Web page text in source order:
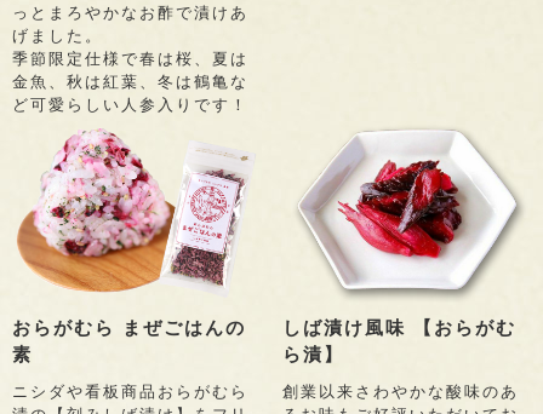
っとまろやかなお酢で漬けあ
げました。
季節限定仕様で春は桜、夏は
金魚、秋は紅葉、冬は鶴亀な
ど可愛らしい人参入りです！
おらがむら まぜごはんの
素
ニシダや看板商品おらがむら
しば漬け風味 【おらがむ
ら漬】
創業以来さわやかな酸味のあ